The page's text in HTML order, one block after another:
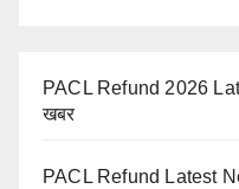
PACL Refund 2026
खबर
PACL Refund Latest